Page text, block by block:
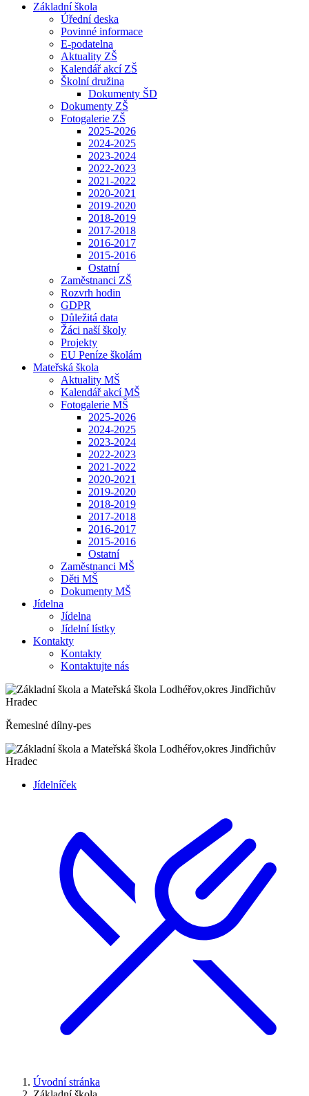
Základní škola
Úřední deska
Povinné informace
E-podatelna
Aktuality ZŠ
Kalendář akcí ZŠ
Školní družina
Dokumenty ŠD
Dokumenty ZŠ
Fotogalerie ZŠ
2025-2026
2024-2025
2023-2024
2022-2023
2021-2022
2020-2021
2019-2020
2018-2019
2017-2018
2016-2017
2015-2016
Ostatní
Zaměstnanci ZŠ
Rozvrh hodin
GDPR
Důležitá data
Žáci naší školy
Projekty
EU Peníze školám
Mateřská škola
Aktuality MŠ
Kalendář akcí MŠ
Fotogalerie MŠ
2025-2026
2024-2025
2023-2024
2022-2023
2021-2022
2020-2021
2019-2020
2018-2019
2017-2018
2016-2017
2015-2016
Ostatní
Zaměstnanci MŠ
Děti MŠ
Dokumenty MŠ
Jídelna
Jídelna
Jídelní lístky
Kontakty
Kontakty
Kontaktujte nás
Řemeslné dílny-pes
Jídelníček
Úvodní stránka